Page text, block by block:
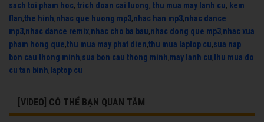
sach toi pham hoc, trich doan cai luong, thu mua may lanh cu, kem
flan,the hinh,nhac que huong mp3,nhac han mp3,nhac dance
mp3,nhac dance remix,nhac cho ba bau,nhac dong que mp3,nhac xua
pham hong que,thu mua may phat dien,thu mua laptop cu,sua nap
bon cau thong minh,sua bon cau thong minh,may lanh cu,thu mua do
cu tan binh, laptop cu
[VIDEO] CÓ THỂ BẠN QUAN TÂM